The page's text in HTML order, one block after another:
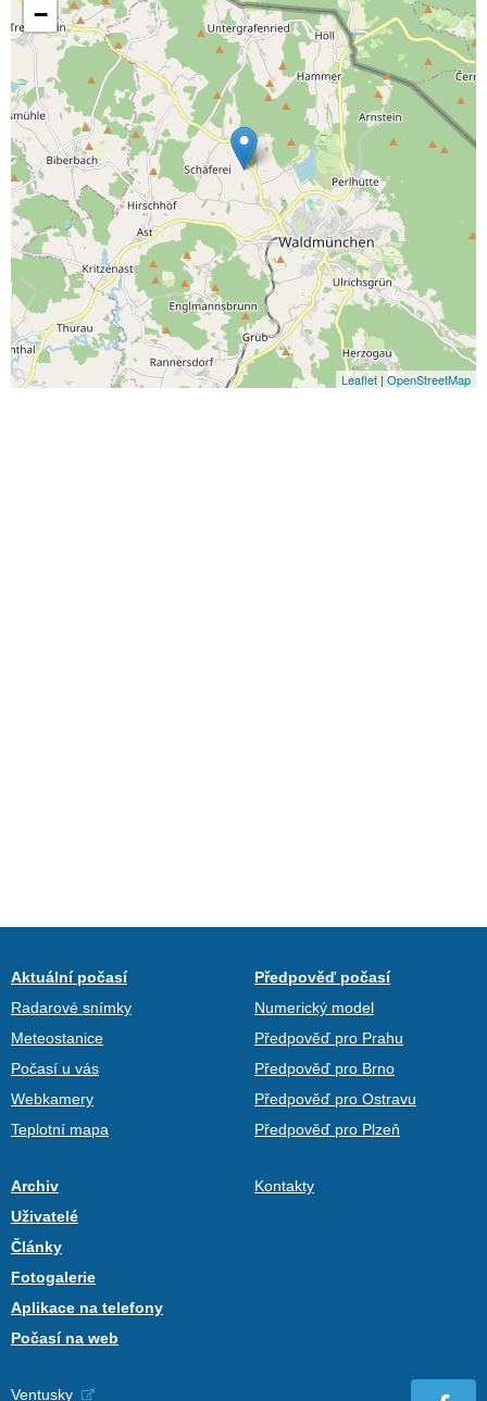
−
Leaflet | OpenStreetMap
Aktuální počasí
Radarové snímky
Meteostanice
Počasí u vás
Webkamery
Teplotní mapa
Předpověď počasí
Numerický model
Předpověď pro Prahu
Předpověď pro Brno
Předpověď pro Ostravu
Předpověď pro Plzeň
Archiv
Uživatelé
Články
Fotogalerie
Aplikace na telefony
Počasí na web
Kontakty
Ventusky